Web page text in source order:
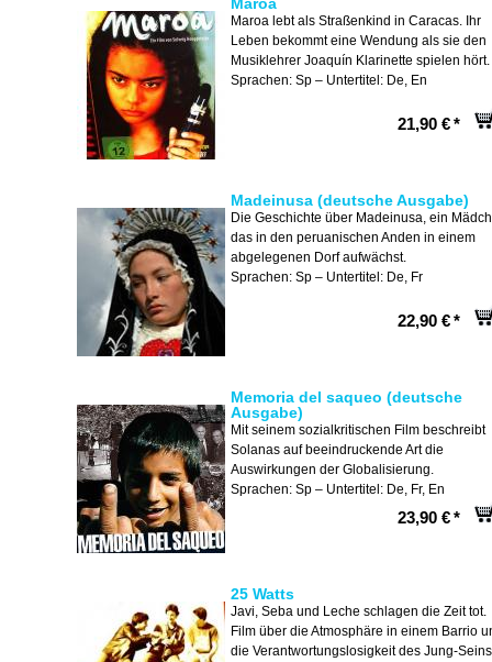
Maroa lebt als Straßenkind in Caracas. Ihr
Leben bekommt eine Wendung als sie den
Musiklehrer Joaquín Klarinette spielen hört.
Sprachen: Sp – Untertitel: De, En
21,90 €*
Madeinusa (deutsche Ausgabe)
Die Geschichte über Madeinusa, ein
das in den peruanischen Anden in einem
abgelegenen Dorf aufwächst.
Sprachen: Sp – Untertitel: De, Fr
22,90 €*
Memoria del saqueo (deutsche
Ausgabe)
Mit seinem sozialkritischen Film beschreibt
Solanas auf beeindruckende Art die
Auswirkungen der Globalisierung.
Sprachen: Sp – Untertitel: De, Fr, En
23,90 €*
25 Watts
Javi, Seba und Leche schlagen die Zeit tot.
Film über die Atmosphäre in einem Barrio
die Verantwortungslosigkeit des Jung-